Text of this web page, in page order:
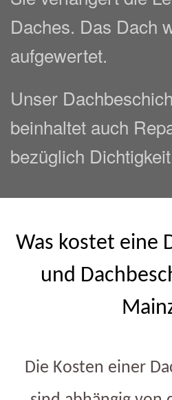
Daches. Das Dach
aufgewertet.
Unser
beinhaltet auch
bezüglich
Was kostet eine
und
Die Kosten einer